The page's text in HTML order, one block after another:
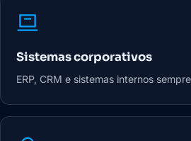
Sistemas corporativos
ERP, CRM e sistemas internos